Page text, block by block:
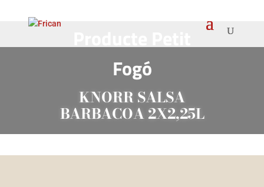
Fogó
KNORR SALSA
BARBACOA 2X2,25L